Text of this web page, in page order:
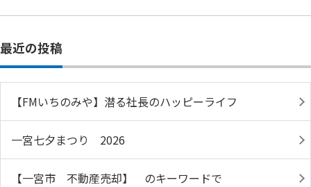
最近の投稿
【FMいちのみや】潜る社長のハッピーライフ
一宮七夕まつり 2026
【一宮市 不動産売却】 のキーワードで